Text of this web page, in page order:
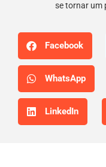
se tornar um
Facebook
WhatsApp
LinkedIn